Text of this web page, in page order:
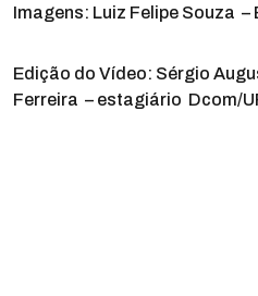
Imagens: Luiz Felipe Souza
Edição do Vídeo: Sérgio
Ferreira – estagiário Dcom/